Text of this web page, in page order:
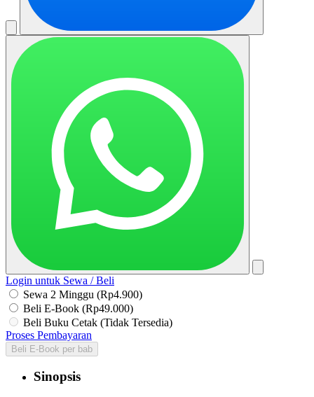
Login untuk Sewa / Beli
Sewa 2 Minggu (Rp4.900)
Beli E-Book (Rp49.000)
Beli Buku Cetak (Tidak Tersedia)
Proses Pembayaran
Beli E-Book per bab
Sinopsis